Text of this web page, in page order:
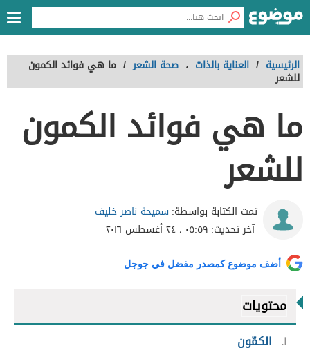
الرئيسية / العناية بالذات ، صحة الشعر / ما هي فوائد الكمون
للشعر
ما هي فوائد الكمون
للشعر
تمت الكتابة بواسطة:سميحة ناصر خليف
آخر تحديث: ٠٥:٥٩ ، ٢٤ أغسطس ٢٠١٦
أضف موضوع كمصدر مفضل في جوجل
محتويات
١
الكمّون